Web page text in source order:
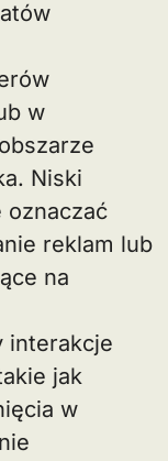
w
Niski
oznaczać
reklam lub
na
interakcje
jak
w